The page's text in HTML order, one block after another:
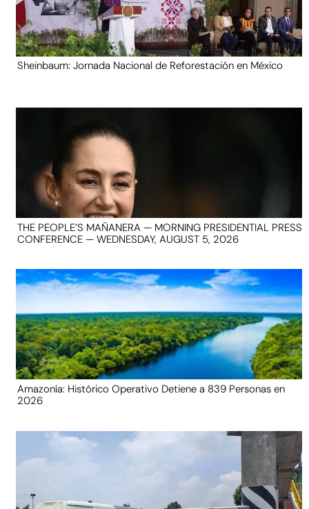
Sheinbaum: Jornada Nacional de Reforestación en México
THE PEOPLE’S MAÑANERA — MORNING PRESIDENTIAL PRESS
CONFERENCE — WEDNESDAY, AUGUST 5, 2026
Amazonía: Histórico Operativo Detiene a 839 Personas en
2026